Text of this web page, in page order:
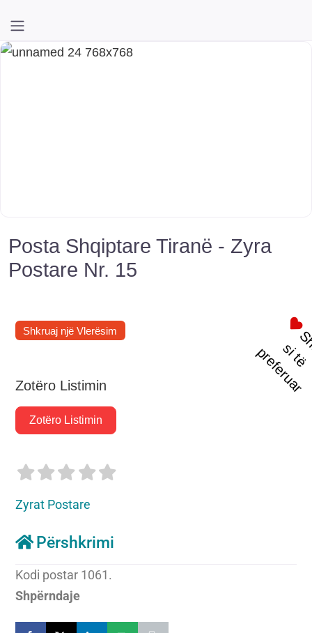
Posta Shqiptare Tiranë - Zyra
Postare Nr. 15
t
s
i
p
r
Shkruaj një Vlerësim
Zotëro Listimin
Zotëro Listimin
Zyrat Postare
Përshkrimi
Kodi postar 1061.
Shpërndaje